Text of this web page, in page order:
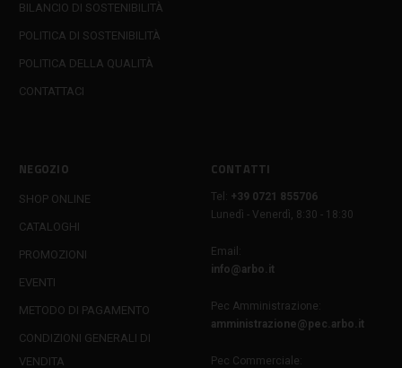
BILANCIO DI SOSTENIBILITÀ
POLITICA DI SOSTENIBILITÀ
POLITICA DELLA QUALITÀ
CONTATTACI
NEGOZIO
SHOP ONLINE
CATALOGHI
PROMOZIONI
EVENTI
METODO DI PAGAMENTO
CONDIZIONI GENERALI DI
VENDITA
CONTATTI
Tel:
+39 0721 855706
Lunedì - Venerdì, 8:30 - 18:30
Email:
info@arbo.it
Pec Amministrazione:
amministrazione@pec.arbo.it
Pec Commerciale: